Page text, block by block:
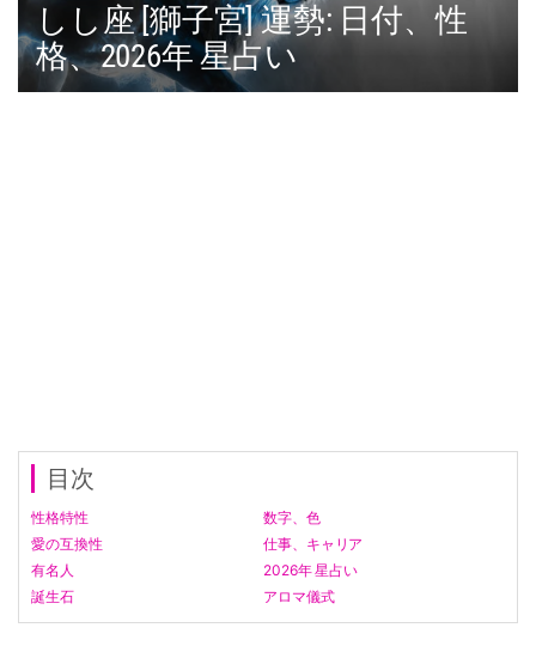
しし座 [獅子宮] 運勢: 日付、性
格、2026年 星占い
目次
性格特性
数字、色
愛の互換性
仕事、キャリア
有名人
2026年 星占い
誕生石
アロマ儀式